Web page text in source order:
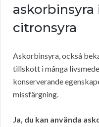
citronsyra
Askorbinsyra, också
tillskott i många
konserverande
missfärgning.
Ja, du kan använda